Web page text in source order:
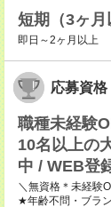
短期（3ヶ月
即日～2ヶ月以上
応募資
職種未経験
10名以上の
中 / WEB登
＼無資格＊未経験
★年齢不問・ブラ